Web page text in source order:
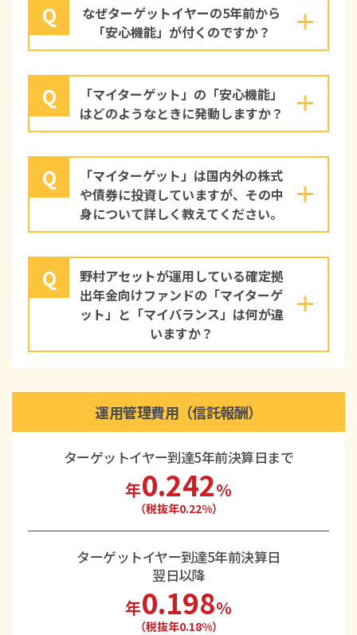
Q
なぜターゲットイヤーの5年前から
「安心機能」が付くのですか？
Q
「マイターゲット」の「安心機能」
はどのようなときに発動しますか？
Q
「マイターゲット」は国内外の株式
や債券に投資していますが、その中
身について詳しく教えてください。
Q
野村アセットが運用している確定拠
出年金向けファンドの「マイターゲ
ット」と「マイバランス」は何が違
いますか？
運用管理費用（信託報酬）
ターゲットイヤー到達5年前決算日まで
年0.242％
（税抜年0.22%）
ターゲットイヤー到達5年前決算日
翌日以降
年0.198％
（税抜年0.18%）